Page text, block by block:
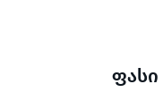
ფასი